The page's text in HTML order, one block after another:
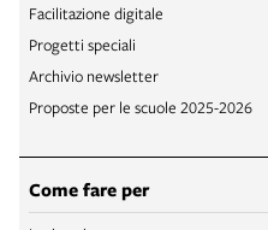
Facilitazione digitale
Progetti speciali
Archivio newsletter
Proposte per le scuole 2025-2026
Come fare per